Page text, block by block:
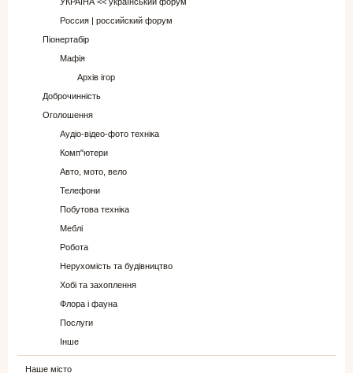
Россия | российский форум
Піонертабір
Мафія
Архів ігор
Доброчинність
Оголошення
Аудіо-відео-фото техніка
Комп"ютери
Авто, мото, вело
Телефони
Побутова техніка
Меблі
Робота
Нерухомість та будівництво
Хобі та захоплення
Флора і фауна
Послуги
Інше
Наше місто